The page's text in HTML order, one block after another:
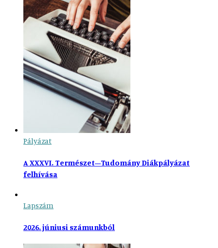
Pályázat
A XXXVI. Természet–Tudomány Diákpályázat
felhívása
Lapszám
2026. júniusi számunkból